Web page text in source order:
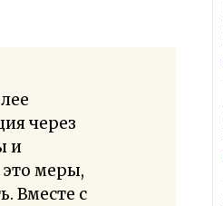
через
и
это меры,
Вместе с